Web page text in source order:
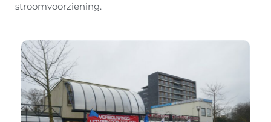
stroomvoorziening.